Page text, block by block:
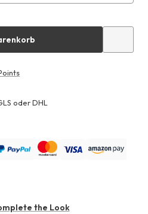
oder DHL
the Look